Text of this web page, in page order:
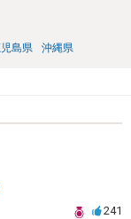
島県 沖縄県
241